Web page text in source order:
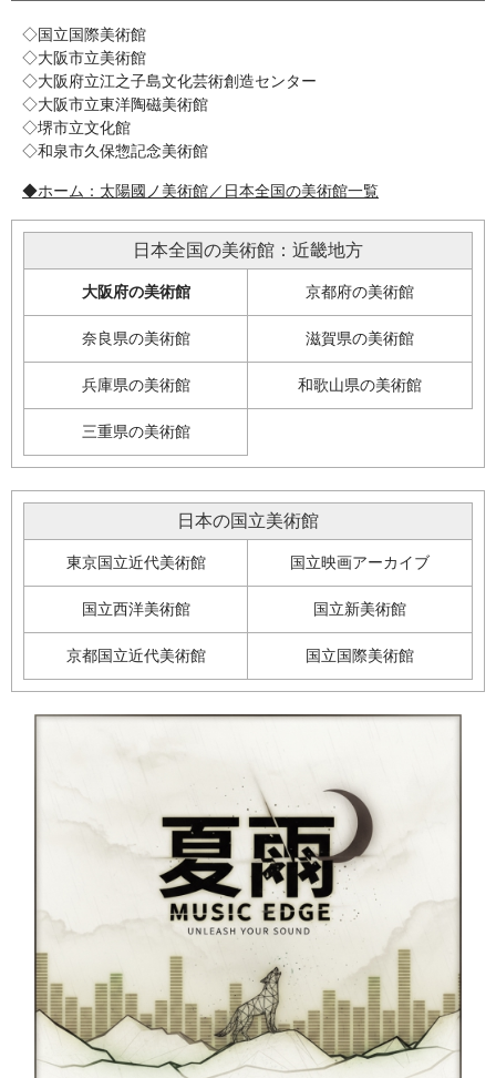
◇国立国際美術館
◇大阪市立美術館
◇大阪府立江之子島文化芸術創造センター
◇大阪市立東洋陶磁美術館
◇堺市立文化館
◇和泉市久保惣記念美術館
◆ホーム：太陽國ノ美術館／日本全国の美術館一覧
日本全国の美術館：近畿地方
大阪府の美術館 京都府の美術館
奈良県の美術館 滋賀県の美術館
兵庫県の美術館 和歌山県の美術館
三重県の美術館
日本の国立美術館
東京国立近代美術館 国立映画アーカイブ
国立西洋美術館 国立新美術館
京都国立近代美術館 国立国際美術館